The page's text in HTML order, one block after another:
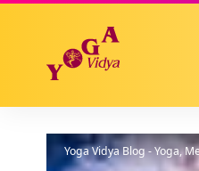
Yoga Vidya Blog - Yoga,